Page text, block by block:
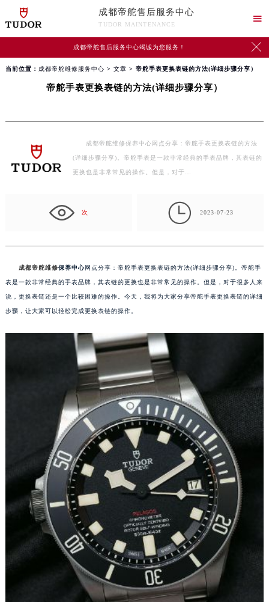
成都帝舵售后服务中心
TUDOR MAINTENANCE

成都帝舵售后服务中心竭诚为您服务！ 
当前位置： 成都帝舵维修服务中心 > 文章 > 帝舵手表更换表链的方法(详细步骤分享）
帝舵手表更换表链的方法(详细步骤分享）
成都帝舵维修保养中心网点分享：帝舵手表更换表链的方法
(详细步骤分享)。帝舵手表是一款非常经典的手表品牌，其表链的
更换也是非常常见的操作。但是，对于…
次  2023-07-23
成都帝舵维修保养中心网点分享：帝舵手表更换表链的方法(详细步骤分享)。帝舵手
表是一款非常经典的手表品牌，其表链的更换也是非常常见的操作。但是，对于很多人来
说，更换表链还是一个比较困难的操作。今天，我将为大家分享帝舵手表更换表链的详细
步骤，让大家可以轻松完成更换表链的操作。